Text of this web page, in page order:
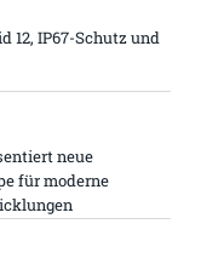
12, IP67-Schutz und
neue
für moderne